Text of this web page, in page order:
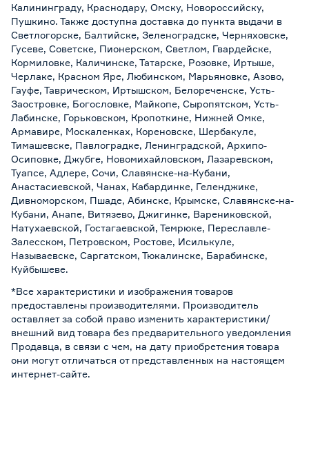
Калининграду, Краснодару, Омску, Новороссийску,
Пушкино. Также доступна доставка до пункта выдачи в
Светлогорске, Балтийске, Зеленоградске, Черняховске,
Гусеве, Советске, Пионерском, Светлом, Гвардейске,
Кормиловке, Каличинске, Татарске, Розовке, Иртыше,
Черлаке, Красном Яре, Любинском, Марьяновке, Азово,
Гауфе, Таврическом, Иртышском, Белореченске, Усть-
Заостровке, Богословке, Майкопе, Сыропятском, Усть-
Лабинске, Горьковском, Кропоткине, Нижней Омке,
Армавире, Москаленках, Кореновске, Шербакуле,
Тимашевске, Павлоградке, Ленинградской, Архипо-
Осиповке, Джубге, Новомихайловском, Лазаревском,
Туапсе, Адлере, Сочи, Славянске-на-Кубани,
Анастасиевской, Чанах, Кабардинке, Геленджике,
Дивноморском, Пшаде, Абинске, Крымске, Славянске-на-
Кубани, Анапе, Витязево, Джигинке, Варениковской,
Натухаевской, Гостагаевской, Темрюке, Переславле-
Залесском, Петровском, Ростове, Исилькуле,
Называевске, Саргатском, Тюкалинске, Барабинске,
Куйбышеве.
*Все характеристики и изображения товаров
предоставлены производителями. Производитель
оставляет за собой право изменить характеристики/
внешний вид товара без предварительного уведомления
Продавца, в связи с чем, на дату приобретения товара
они могут отличаться от представленных на настоящем
интернет-сайте.